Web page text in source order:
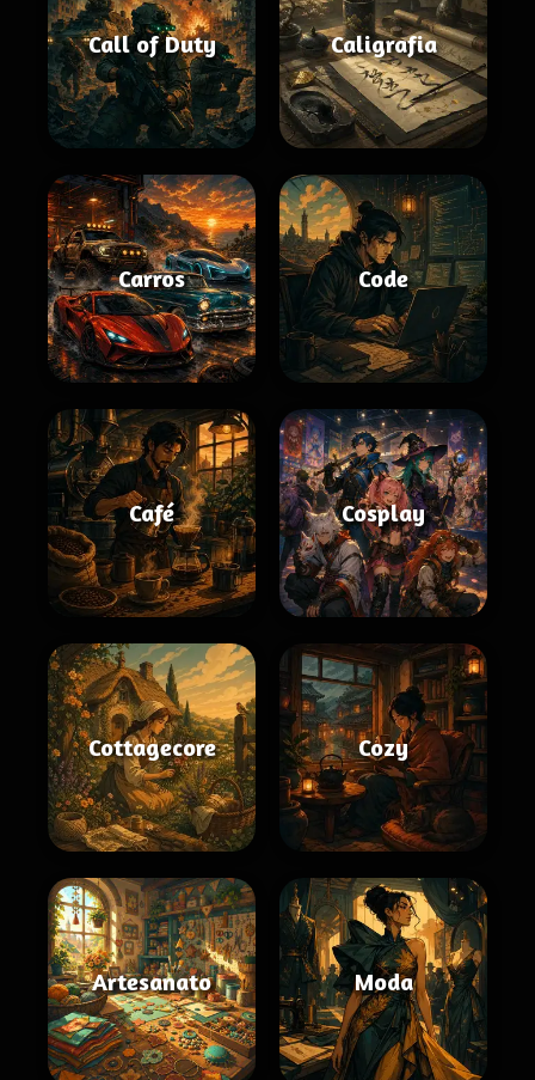
Call of Duty Caligrafia
Carros Code
Café Cosplay
Cottagecore Cozy
Artesanato Moda